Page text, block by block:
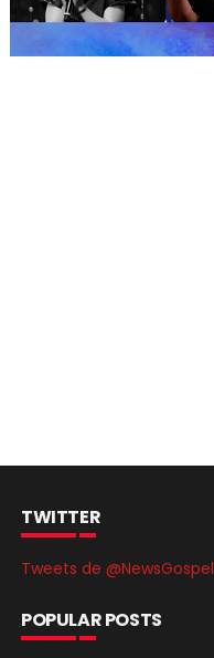
TWITTER
Tweets de @NewsGospel
POPULAR POSTS